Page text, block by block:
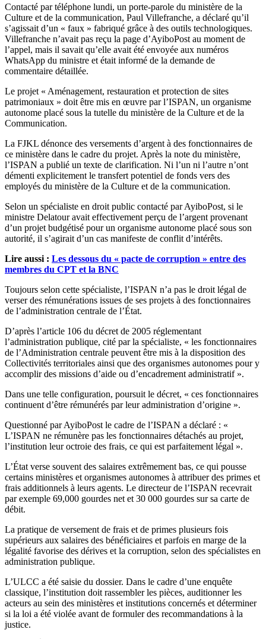
Contacté par téléphone lundi, un porte-parole du ministère de la
Culture et de la communication, Paul Villefranche, a déclaré qu’il
s’agissait d’un « faux » fabriqué grâce à des outils technologiques.
Villefranche n’avait pas reçu la page d’AyiboPost au moment de
l’appel, mais il savait qu’elle avait été envoyée aux numéros
WhatsApp du ministre et était informé de la demande de
commentaire détaillée.
Le projet « Aménagement, restauration et protection de sites
patrimoniaux » doit être mis en œuvre par l’ISPAN, un organisme
autonome placé sous la tutelle du ministère de la Culture et de la
Communication.
La FJKL dénonce des versements d’argent à des fonctionnaires de
ce ministère dans le cadre du projet. Après la note du ministère,
l’ISPAN a publié un texte de clarification. Ni l’un ni l’autre n’ont
démenti explicitement le transfert potentiel de fonds vers des
employés du ministère de la Culture et de la communication.
Selon un spécialiste en droit public contacté par AyiboPost, si le
ministre Delatour avait effectivement perçu de l’argent provenant
d’un projet budgétisé pour un organisme autonome placé sous son
autorité, il s’agirait d’un cas manifeste de conflit d’intérêts.
Lire aussi : Les dessous du « pacte de corruption » entre des
membres du CPT et la BNC
Toujours selon cette spécialiste, l’ISPAN n’a pas le droit légal de
verser des rémunérations issues de ses projets à des fonctionnaires
de l’administration centrale de l’État.
D’après l’article 106 du décret de 2005 réglementant
l’administration publique, cité par la spécialiste, « les fonctionnaires
de l’Administration centrale peuvent être mis à la disposition des
Collectivités territoriales ainsi que des organismes autonomes pour y
accomplir des missions d’aide ou d’encadrement administratif ».
Dans une telle configuration, poursuit le décret, « ces fonctionnaires
continuent d’être rémunérés par leur administration d’origine ».
Questionné par AyiboPost le cadre de l’ISPAN a déclaré : «
L’ISPAN ne rémunère pas les fonctionnaires détachés au projet,
l’institution leur octroie des frais, ce qui est parfaitement légal ».
L’État verse souvent des salaires extrêmement bas, ce qui pousse
certains ministères et organismes autonomes à attribuer des primes et
frais additionnels à leurs agents. Le directeur de l’ISPAN recevrait
par exemple 69,000 gourdes net et 30 000 gourdes sur sa carte de
débit.
La pratique de versement de frais et de primes plusieurs fois
supérieurs aux salaires des bénéficiaires et parfois en marge de la
légalité favorise des dérives et la corruption, selon des spécialistes en
administration publique.
L’ULCC a été saisie du dossier. Dans le cadre d’une enquête
classique, l’institution doit rassembler les pièces, auditionner les
acteurs au sein des ministères et institutions concernés et déterminer
si la loi a été violée avant de formuler des recommandations à la
justice.